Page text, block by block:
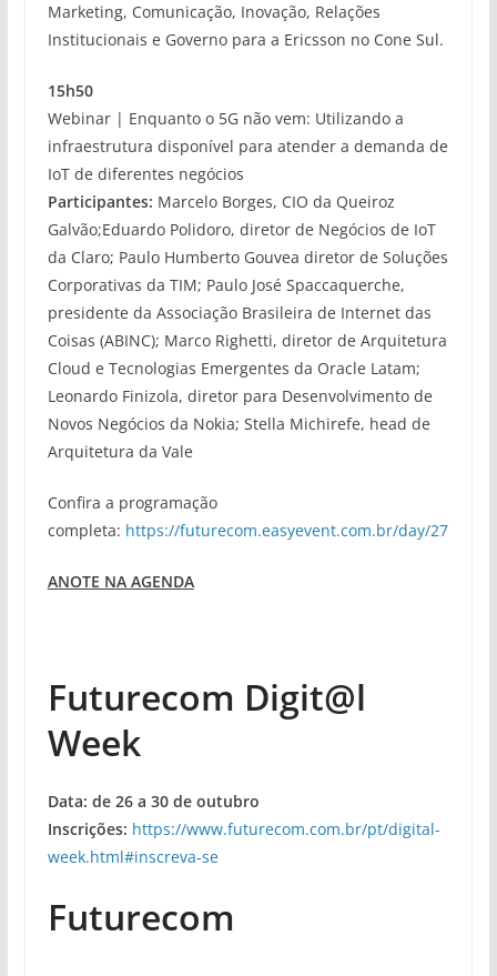
Marketing, Comunicação, Inovação, Relações
Institucionais e Governo para a Ericsson no Cone Sul.
15h50
Webinar | Enquanto o 5G não vem: Utilizando a
infraestrutura disponível para atender a demanda de
IoT de diferentes negócios
Participantes: Marcelo Borges, CIO da Queiroz
Galvão;Eduardo Polidoro, diretor de Negócios de IoT
da Claro; Paulo Humberto Gouvea diretor de Soluções
Corporativas da TIM; Paulo José Spaccaquerche,
presidente da Associação Brasileira de Internet das
Coisas (ABINC); Marco Righetti, diretor de Arquitetura
Cloud e Tecnologias Emergentes da Oracle Latam;
Leonardo Finizola, diretor para Desenvolvimento de
Novos Negócios da Nokia; Stella Michirefe, head de
Arquitetura da Vale
Confira a programação
completa: https://futurecom.easyevent.com.br/day/27
ANOTE NA AGENDA
Futurecom Digit@l
Week
Data: de 26 a 30 de outubro
Inscrições: https://www.futurecom.com.br/pt/digital-
week.html#inscreva-se
Futurecom